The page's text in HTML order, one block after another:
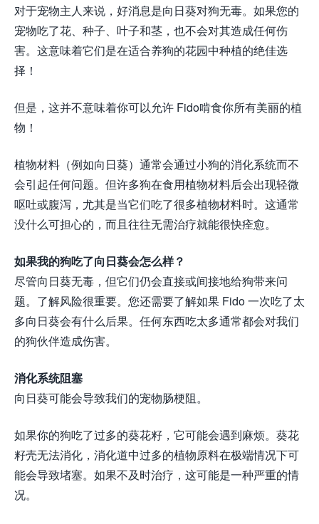
对于宠物主人来说，好消息是向日葵对狗无毒。如果您的
宠物吃了花、种子、叶子和茎，也不会对其造成任何伤
害。这意味着它们是在适合养狗的花园中种植的绝佳选
择！
但是，这并不意味着你可以允许 Fido啃食你所有美丽的植
物！
植物材料（例如向日葵）通常会通过小狗的消化系统而不
会引起任何问题。但许多狗在食用植物材料后会出现轻微
呕吐或腹泻，尤其是当它们吃了很多植物材料时。这通常
没什么可担心的，而且往往无需治疗就能很快痊愈。
如果我的狗吃了向日葵会怎么样？
尽管向日葵无毒，但它们仍会直接或间接地给狗带来问
题。了解风险很重要。您还需要了解如果 Fido 一次吃了太
多向日葵会有什么后果。任何东西吃太多通常都会对我们
的狗伙伴造成伤害。
消化系统阻塞
向日葵可能会导致我们的宠物肠梗阻。
如果你的狗吃了过多的葵花籽，它可能会遇到麻烦。葵花
籽壳无法消化，消化道中过多的植物原料在极端情况下可
能会导致堵塞。如果不及时治疗，这可能是一种严重的情
况。